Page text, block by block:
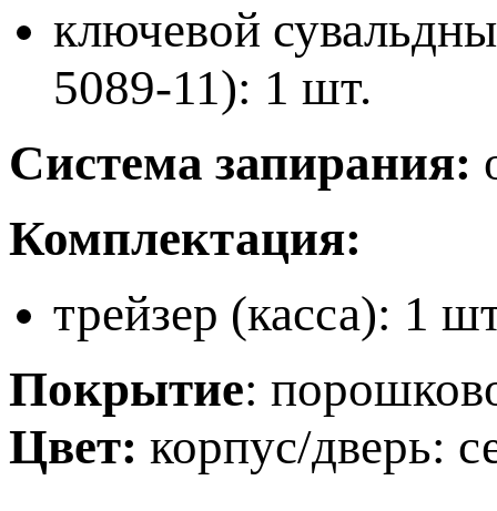
ключевой
5089-11): 1 шт.
Система запирания:
Комплектация:
трейзер (касса): 1
Покрытие:
Цвет: корпус/дверь: